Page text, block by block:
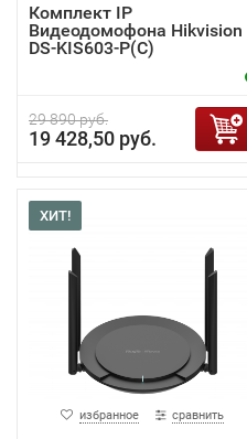
Комплект IP
Видеодомофона Hikvision
DS-KIS603-P(C)
29 890 руб.
19 428,50 руб.
ХИТ!
избранное сравнить